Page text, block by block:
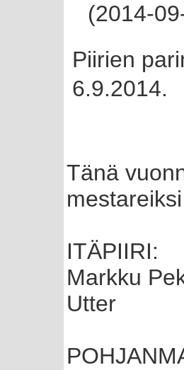
(2014-
Piirien
6.9.2014.
Tänä
ITÄPIIRI:
Markku
Utter